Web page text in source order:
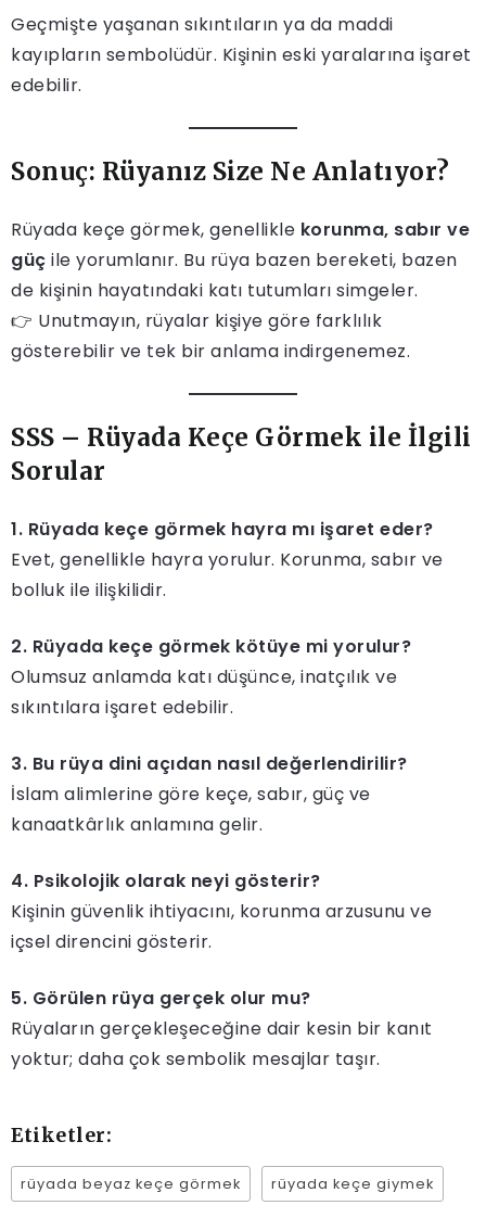
Geçmişte yaşanan sıkıntıların ya da maddi
kayıpların sembolüdür. Kişinin eski yaralarına işaret
edebilir.
Sonuç: Rüyanız Size Ne Anlatıyor?
Rüyada keçe görmek, genellikle korunma, sabır ve
güç ile yorumlanır. Bu rüya bazen bereketi, bazen
de kişinin hayatındaki katı tutumları simgeler.
👉 Unutmayın, rüyalar kişiye göre farklılık
gösterebilir ve tek bir anlama indirgenemez.
SSS – Rüyada Keçe Görmek ile İlgili
Sorular
1. Rüyada keçe görmek hayra mı işaret eder?
Evet, genellikle hayra yorulur. Korunma, sabır ve
bolluk ile ilişkilidir.
2. Rüyada keçe görmek kötüye mi yorulur?
Olumsuz anlamda katı düşünce, inatçılık ve
sıkıntılara işaret edebilir.
3. Bu rüya dini açıdan nasıl değerlendirilir?
İslam alimlerine göre keçe, sabır, güç ve
kanaatkârlık anlamına gelir.
4. Psikolojik olarak neyi gösterir?
Kişinin güvenlik ihtiyacını, korunma arzusunu ve
içsel direncini gösterir.
5. Görülen rüya gerçek olur mu?
Rüyaların gerçekleşeceğine dair kesin bir kanıt
yoktur; daha çok sembolik mesajlar taşır.
Etiketler:
rüyada beyaz keçe görmek rüyada keçe giymek